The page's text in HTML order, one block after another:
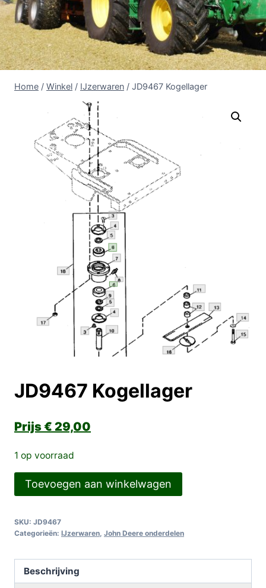
Home / Winkel / IJzerwaren / JD9467 Kogellager
JD9467 Kogellager
€ 29,00
1 op voorraad
JD9467
Kogellager
Toevoegen aan winkelwagen
SKU: JD9467
Categorieën: IJzerwaren John Deere onderdelen
Beschrijving